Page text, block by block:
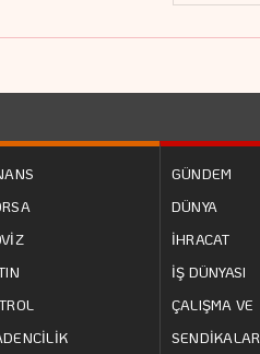
GÜNDEM
DÜNYA
İHRACAT
İŞ DÜNYASI
ÇALIŞMA VE
SENDİKALAR